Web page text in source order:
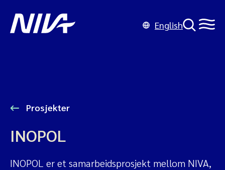
English
Prosjekter
INOPOL
INOPOL er et samarbeidsprosjekt mellom NIVA,